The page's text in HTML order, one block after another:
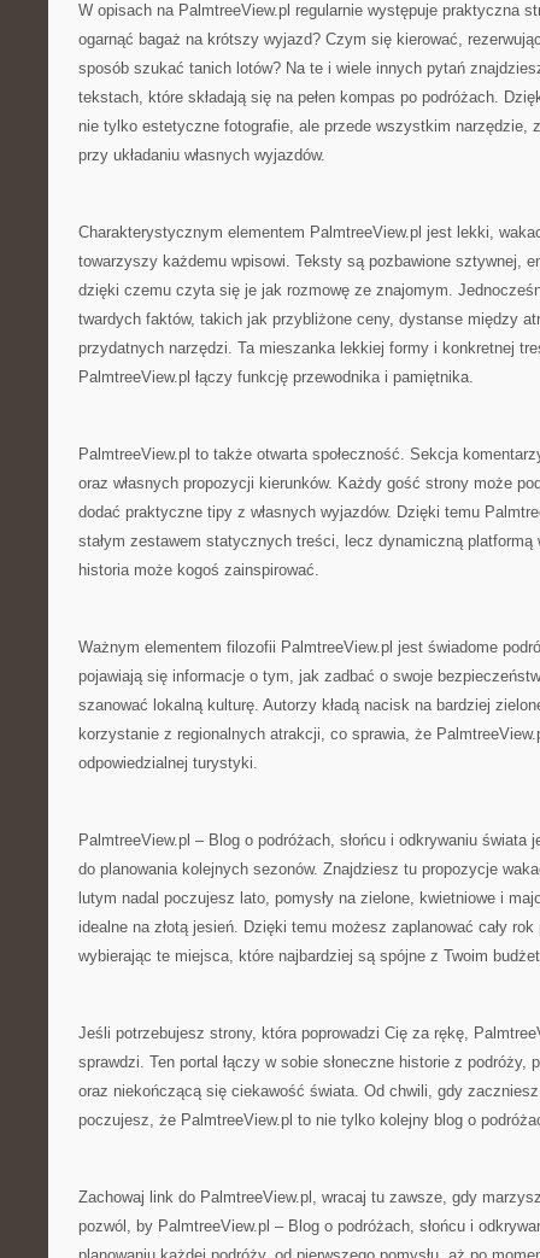
W opisach na PalmtreeView.pl regularnie występuje praktyczna
ogarnąć bagaż na krótszy wyjazd? Czym się kierować,
sposób szukać tanich lotów? Na te i wiele innych pytań
tekstach, które składają się na pełen kompas po podróżach.
nie tylko estetyczne fotografie, ale przede wszystkim narzędzie,
przy układaniu własnych wyjazdów.
Charakterystycznym elementem PalmtreeView.pl jest lekki,
towarzyszy każdemu wpisowi. Teksty są pozbawione sztywnej,
dzięki czemu czyta się je jak rozmowę ze znajomym.
twardych faktów, takich jak przybliżone ceny, dystanse między
przydatnych narzędzi. Ta mieszanka lekkiej formy i konkretnej
PalmtreeView.pl łączy funkcję przewodnika i pamiętnika.
PalmtreeView.pl to także otwarta społeczność. Sekcja
oraz własnych propozycji kierunków. Każdy gość strony może
dodać praktyczne tipy z własnych wyjazdów. Dzięki temu
stałym zestawem statycznych treści, lecz dynamiczną platformą
historia może kogoś zainspirować.
Ważnym elementem filozofii PalmtreeView.pl jest świadome
pojawiają się informacje o tym, jak zadbać o swoje
szanować lokalną kulturę. Autorzy kładą nacisk na bardziej
korzystanie z regionalnych atrakcji, co sprawia, że
odpowiedzialnej turystyki.
PalmtreeView.pl – Blog o podróżach, słońcu i odkrywaniu świata
do planowania kolejnych sezonów. Znajdziesz tu propozycje
lutym nadal poczujesz lato, pomysły na zielone, kwietniowe i
idealne na złotą jesień. Dzięki temu możesz zaplanować cały
wybierając te miejsca, które najbardziej są spójne z Twoim
Jeśli potrzebujesz strony, która poprowadzi Cię za rękę,
sprawdzi. Ten portal łączy w sobie słoneczne historie z podróży,
oraz niekończącą się ciekawość świata. Od chwili, gdy
poczujesz, że PalmtreeView.pl to nie tylko kolejny blog o
Zachowaj link do PalmtreeView.pl, wracaj tu zawsze, gdy
pozwól, by PalmtreeView.pl – Blog o podróżach, słońcu i